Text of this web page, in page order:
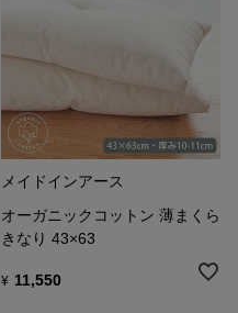
メイドインアース
オーガニックコットン 薄まくら
きなり 43×63
¥ 11,550